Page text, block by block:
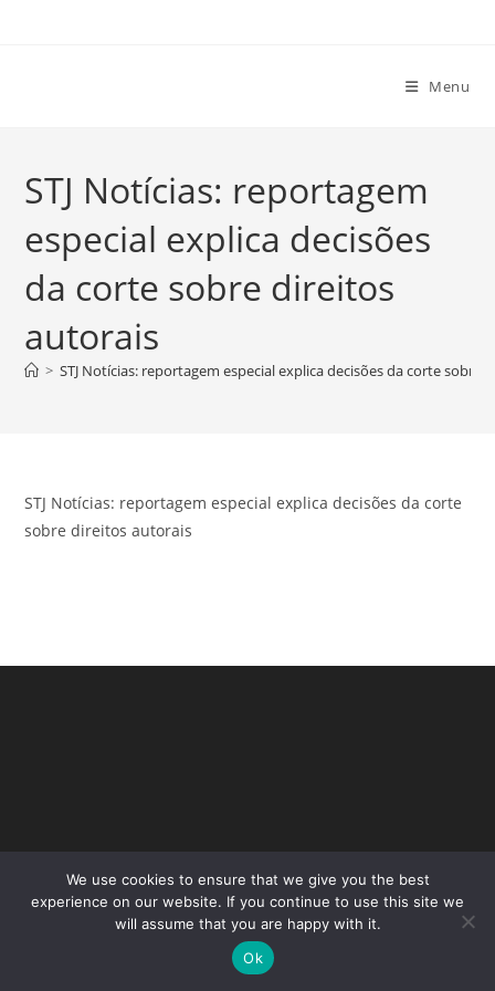
Menu
STJ Notícias: reportagem
especial explica decisões
da corte sobre direitos
autorais
> STJ Notícias: reportagem especial explica decisões da corte sobre
STJ Notícias: reportagem especial explica decisões da corte
sobre direitos autorais
Copyright - WordPress Theme by OceanWP
We use cookies to ensure that we give you the best
experience on our website. If you continue to use this site we
will assume that you are happy with it.
Ok